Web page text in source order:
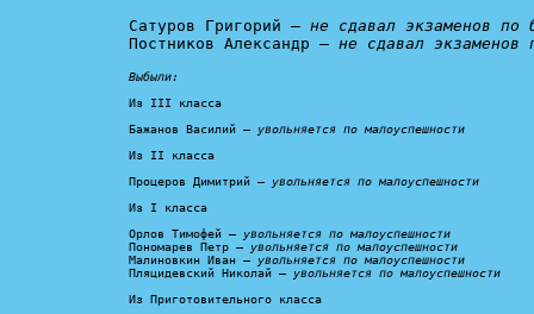
Сатуров Григорий – не сдавал экзаменов по
Постников Александр – не сдавал экзаменов
Выбыли:
Из III класса
Бажанов Василий – увольняется по малоуспешности
Из II класса
Процеров Димитрий – увольняется по малоуспешности
Из I класса
Орлов Тимофей – увольняется по малоуспешности
Пономарев Петр – увольняется по малоуспешности
Малиновкин Иван – увольняется по малоуспешности
Пляцидевский Николай – увольняется по малоуспешности
Из Приготовительного класса